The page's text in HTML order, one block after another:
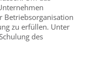
Betriebsorganisation
zu erfüllen. Unter
des